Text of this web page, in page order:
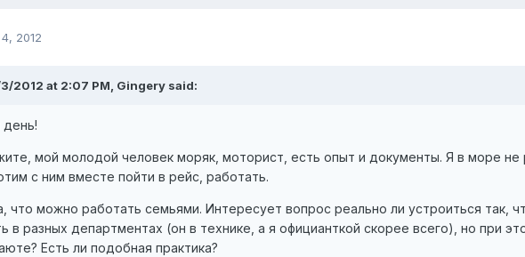
2012
2012 at 2:07 PM, Gingery said:
мой молодой человек моряк, моторист, есть опыт и документы. Я в море не
с ним вместе пойти в рейс, работать.
что можно работать семьями. Интересует вопрос реально ли устроиться так,
в разных департментах (он в технике, а я официанткой скорее всего), но при
Есть ли подобная практика?